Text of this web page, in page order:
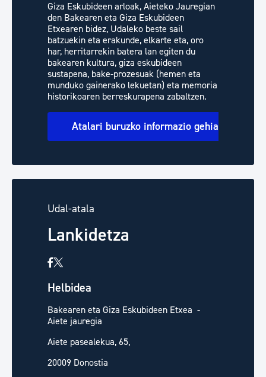
Giza Eskubideen arloak, Aieteko Jauregian
den Bakearen eta Giza Eskubideen
Etxearen bidez, Udaleko beste sail
batzuekin eta erakunde, elkarte eta, oro
har, herritarrekin batera lan egiten du
bakearen kultura, giza eskubideen
sustapena, bake-prozesuak (hemen eta
munduko gainerako lekuetan) eta memoria
historikoaren berreskurapena zabaltzen.
Atalari buruzko informazio gehiago
Udal-atala
Lankidetza
Helbidea
Bakearen eta Giza Eskubideen Etxea -
Aiete jauregia
Aiete pasealekua, 65,
20009 Donostia